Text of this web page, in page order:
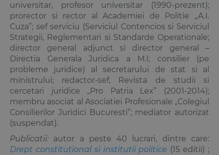
universitar, profesor universitar (1990-prezent);
prorector si rector al Academiei de Politie „A.I.
Cuza”; sef serviciu (Serviciul Contencios si Serviciul
Strategii, Reglementari si Standarde Operationale;
director general adjunct si director general –
Directia Generala Juridica a M.I; consilier (pe
probleme juridice) al secretarului de stat si al
ministrului; redactor-sef, Revista de studii si
cercetari juridice „Pro Patria Lex” (2001-2014);
membru asociat al Asociatiei Profesionale „Colegiul
Consilierilor Juridici Bucuresti”; mediator autorizat
(suspendat).
Publicatii: autor a peste 40 lucrari, dintre care:
Drept constitutional si institutii politice (15 editii) ;